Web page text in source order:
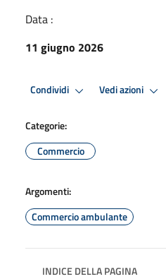
Data :
11 giugno 2026
Condividi Vedi azioni
Categorie:
Commercio
Argomenti:
Commercio ambulante
INDICE DELLA PAGINA